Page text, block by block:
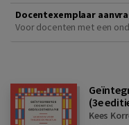
Docentexemplaar
Voor docenten met een
(3e
Kees